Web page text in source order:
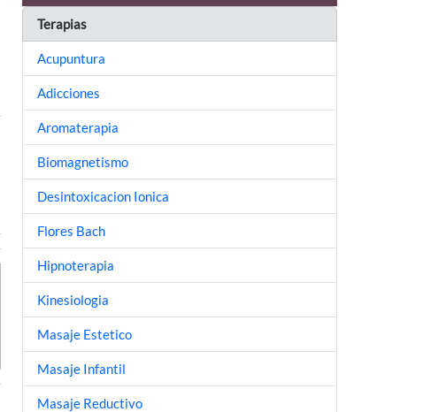
Terapias
Acupuntura
Adicciones
Aromaterapia
Biomagnetismo
Desintoxicacion Ionica
Flores Bach
Hipnoterapia
Kinesiologia
Masaje Estetico
Masaje Infantil
Masaje Reductivo